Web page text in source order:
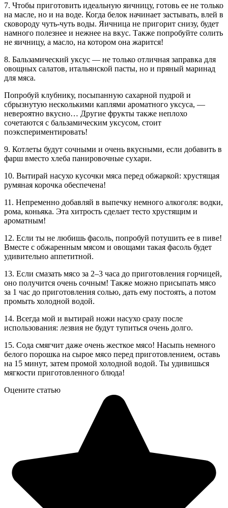
7. Чтобы приготовить идеальную яичницу, готовь ее не только
на масле, но и на воде. Когда белок начинает застывать, влей в
сковороду чуть-чуть воды. Яичница не пригорит снизу, будет
намного полезнее и нежнее на вкус. Также попробуйте солить
не яичницу, а масло, на котором она жарится!
8. Бальзамический уксус — не только отличная заправка для
овощных салатов, итальянской пасты, но и пряный маринад
для мяса.
Попробуй клубнику, посыпанную сахарной пудрой и
сбрызнутую несколькими каплями ароматного уксуса, —
невероятно вкусно… Другие фрукты также неплохо
сочетаются с бальзамическим уксусом, стоит
поэкспериментировать!
9. Котлеты будут сочными и очень вкусными, если добавить в
фарш вместо хлеба панировочные сухари.
10. Вытирай насухо кусочки мяса перед обжаркой: хрустящая
румяная корочка обеспечена!
11. Непременно добавляй в выпечку немного алкоголя: водки,
рома, коньяка. Эта хитрость сделает тесто хрустящим и
ароматным!
12. Если ты не любишь фасоль, попробуй потушить ее в пиве!
Вместе с обжаренным мясом и овощами такая фасоль будет
удивительно аппетитной.
13. Если смазать мясо за 2–3 часа до приготовления горчицей,
оно получится очень сочным! Также можно присыпать мясо
за 1 час до приготовления солью, дать ему постоять, а потом
промыть холодной водой.
14. Всегда мой и вытирай ножи насухо сразу после
использования: лезвия не будут тупиться очень долго.
15. Сода смягчит даже очень жесткое мясо! Насыпь немного
белого порошка на сырое мясо перед приготовлением, оставь
на 15 минут, затем промой холодной водой. Ты удивишься
мягкости приготовленного блюда!
Оцените статью